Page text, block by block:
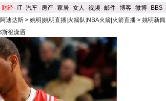
财经- IT-汽车- 房产-家居-女人 -视频-邮件-博客-微博- BBS-
迪达斯> 姚明|姚明直播|火箭队|NBA火箭|火箭直播> 姚明新闻
斯很潇洒